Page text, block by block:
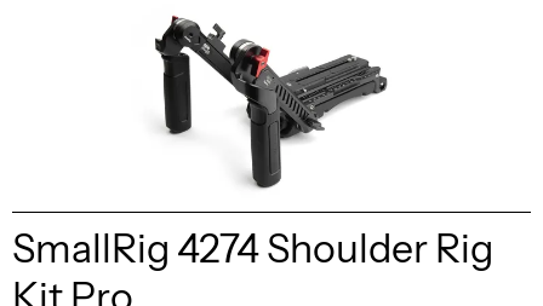
SmallRig 4274 Shoulder Rig